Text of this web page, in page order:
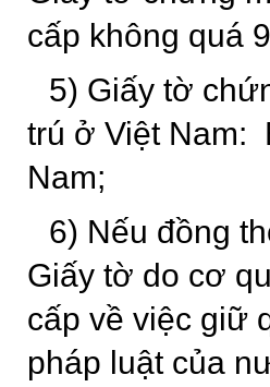
cấp không quá
5) Giấy tờ
trú ở Việt Nam:
Nam;
6) Nếu đồng
Giấy tờ do cơ
cấp về việc giữ
pháp luật của